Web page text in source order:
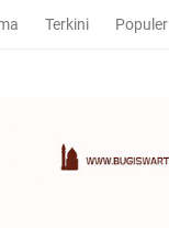
Terkini Populer